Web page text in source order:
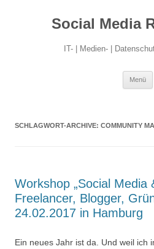
Social Media
IT- | Medien- |
Menü
SCHLAGWORT-ARCHIVE: COMMUNITY
Workshop „Social Media
Freelancer, Blogger,
24.02.2017 in Hamburg
Ein neues Jahr ist da. Und weil ich